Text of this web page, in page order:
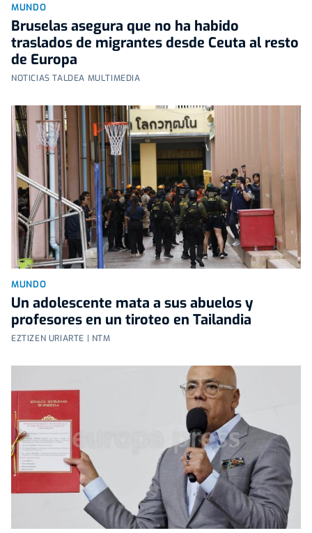
MUNDO
Bruselas asegura que no ha habido
traslados de migrantes desde Ceuta al resto
de Europa
NOTICIAS TALDEA MULTIMEDIA
MUNDO
Un adolescente mata a sus abuelos y
profesores en un tiroteo en Tailandia
EZTIZEN URIARTE | NTM